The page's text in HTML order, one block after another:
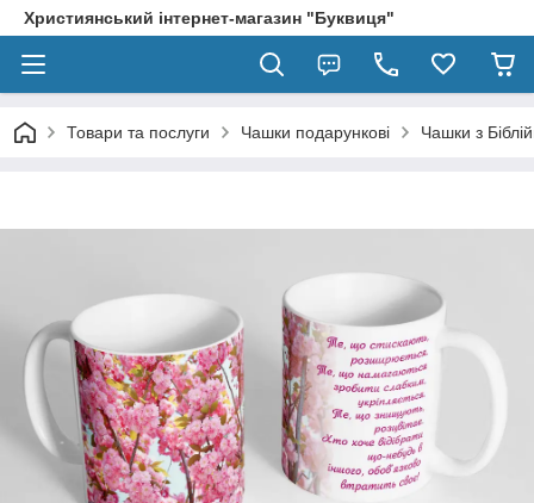
Християнський інтернет-магазин "Буквиця"
Товари та послуги Чашки подарункові Чашки з